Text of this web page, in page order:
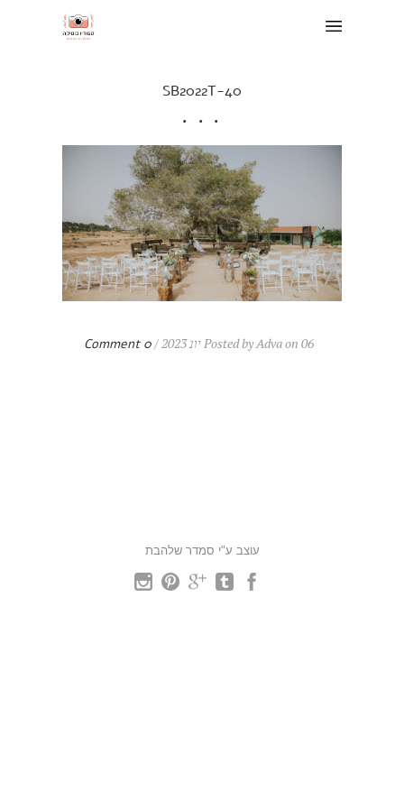
SB2022T-40
Posted by Adva on 06 יונ 2023 / 0 Comment
עוצב ע"י סמדר שלהבת